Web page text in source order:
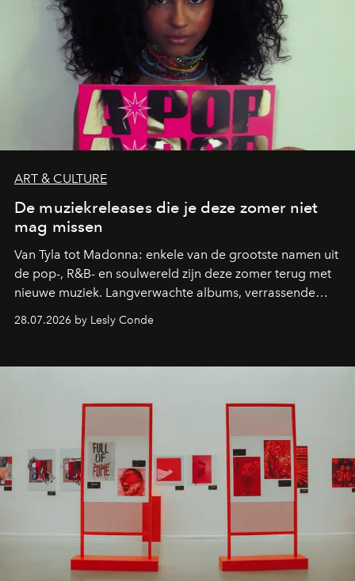
ART & CULTURE
De muziekreleases die je deze zomer niet
mag missen
Van Tyla tot Madonna: enkele van de grootste namen uit
de pop-, R&B- en soulwereld zijn deze zomer terug met
nieuwe muziek. Langverwachte albums, verrassende
de releases die je niet mag missen.
28.07.2026 by Lesly Conde